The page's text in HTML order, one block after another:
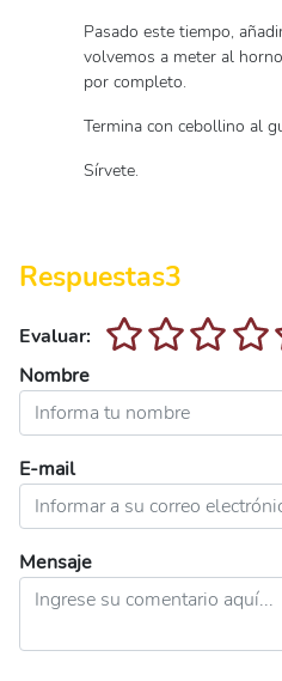
Pasado este tiempo,
volvemos a meter al
por completo.
Termina con cebollino al
Sírvete.
Respuestas3
Evaluar:
Nombre
E-mail
Mensaje